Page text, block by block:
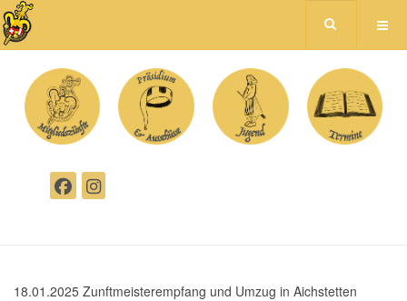
18.01.2025 Zunftmeisterempfang und Umzug in Aichstetten